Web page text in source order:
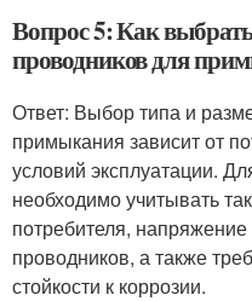
Вопрос 5: Как
проводников для
Ответ: Выбор типа и
примыкания зависит от
условий эксплуатации.
необходимо учитывать
потребителя,
проводников, а также
стойкости к коррозии.